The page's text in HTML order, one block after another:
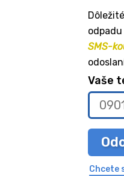
Dôležité
SMS-
Vaše
Chcete